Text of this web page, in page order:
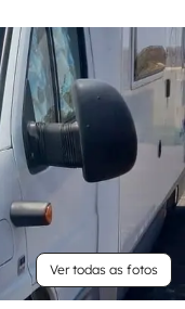
Ver todas as fotos